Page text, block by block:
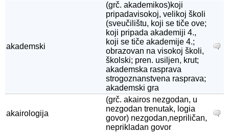
akademski
(grč. akademikos)koji
pripadavisokoj, velikoj školi
(sveučilištu, koji se tiče ove;
koji pripada akademiji 4.,
koji se tiče akademije 4.;
obrazovan na visokoj školi,
školski; pren. usiljen, krut;
akademska rasprava
strogoznanstvena rasprava;
akademski gra
akairologija
(grč. akairos nezgodan, u
nezgodan trenutak, logia
govor) nezgodan,nepriličan,
neprikladan govor